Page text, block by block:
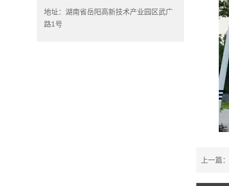
地址：湖南省岳阳高新技术产业园区武广
路1号
上一篇：